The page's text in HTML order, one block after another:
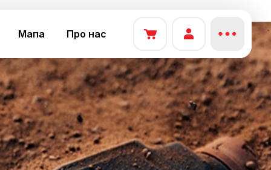
Мапа Про нас